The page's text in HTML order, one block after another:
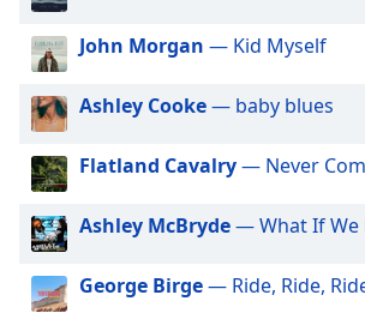
Audio
Track
in-
Picture
This
modal
window.
John Morgan — Kid Myself
Ashley Cooke— baby blues
Flatland Cavalry— Never
Ashley McBryde— What If We
George Birge— Ride, Ride,